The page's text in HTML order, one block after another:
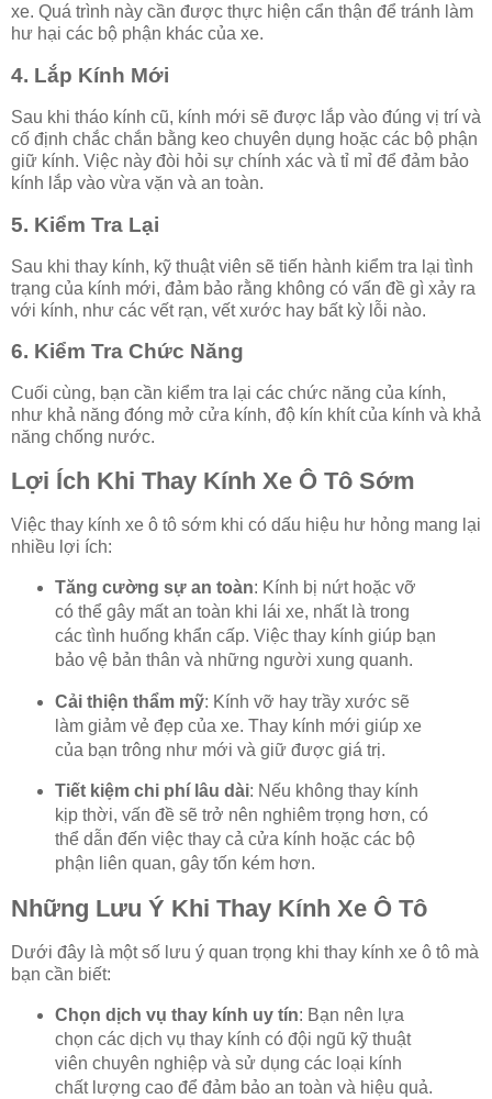
xe. Quá trình này cần được thực hiện cẩn thận để tránh làm
hư hại các bộ phận khác của xe.
4. Lắp Kính Mới
Sau khi tháo kính cũ, kính mới sẽ được lắp vào đúng vị trí và
cố định chắc chắn bằng keo chuyên dụng hoặc các bộ phận
giữ kính. Việc này đòi hỏi sự chính xác và tỉ mỉ để đảm bảo
kính lắp vào vừa vặn và an toàn.
5. Kiểm Tra Lại
Sau khi thay kính, kỹ thuật viên sẽ tiến hành kiểm tra lại tình
trạng của kính mới, đảm bảo rằng không có vấn đề gì xảy ra
với kính, như các vết rạn, vết xước hay bất kỳ lỗi nào.
6. Kiểm Tra Chức Năng
Cuối cùng, bạn cần kiểm tra lại các chức năng của kính,
như khả năng đóng mở cửa kính, độ kín khít của kính và khả
năng chống nước.
Lợi Ích Khi Thay Kính Xe Ô Tô Sớm
Việc thay kính xe ô tô sớm khi có dấu hiệu hư hỏng mang lại
nhiều lợi ích:
Tăng cường sự an toàn: Kính bị nứt hoặc vỡ
có thể gây mất an toàn khi lái xe, nhất là trong
các tình huống khẩn cấp. Việc thay kính giúp bạn
bảo vệ bản thân và những người xung quanh.
Cải thiện thẩm mỹ: Kính vỡ hay trầy xước sẽ
làm giảm vẻ đẹp của xe. Thay kính mới giúp xe
của bạn trông như mới và giữ được giá trị.
Tiết kiệm chi phí lâu dài: Nếu không thay kính
kịp thời, vấn đề sẽ trở nên nghiêm trọng hơn, có
thể dẫn đến việc thay cả cửa kính hoặc các bộ
phận liên quan, gây tốn kém hơn.
Những Lưu Ý Khi Thay Kính Xe Ô Tô
Dưới đây là một số lưu ý quan trọng khi thay kính xe ô tô mà
bạn cần biết:
Chọn dịch vụ thay kính uy tín: Bạn nên lựa
chọn các dịch vụ thay kính có đội ngũ kỹ thuật
viên chuyên nghiệp và sử dụng các loại kính
chất lượng cao để đảm bảo an toàn và hiệu quả.